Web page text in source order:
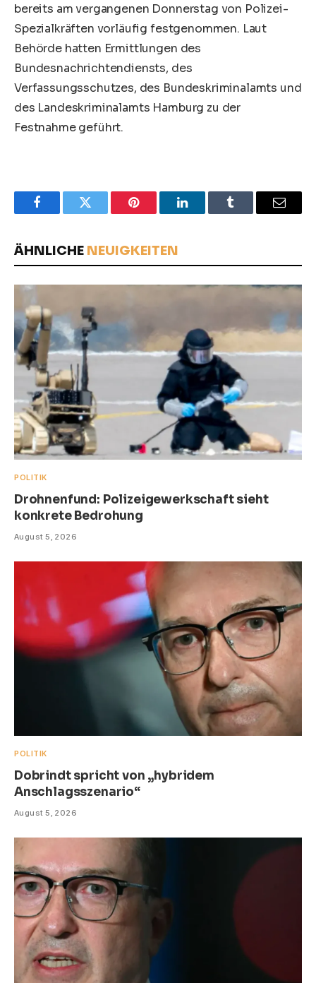
bereits am vergangenen Donnerstag von Polizei-
Spezialkräften vorläufig festgenommen. Laut
Behörde hatten Ermittlungen des
Bundesnachrichtendiensts, des
Verfassungsschutzes, des Bundeskriminalamts und
des Landeskriminalamts Hamburg zu der
Festnahme geführt.
FacebookTwitter Pinterest LinkedInTumblr Email
ÄHNLICHE NEUIGKEITEN
POLITIK
Drohnenfund: Polizeigewerkschaft sieht
konkrete Bedrohung
August 5, 2026
POLITIK
Dobrindt spricht von „hybridem
Anschlagsszenario“
August 5, 2026